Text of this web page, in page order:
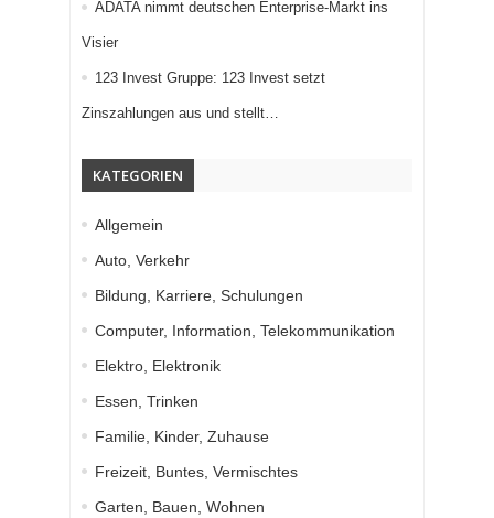
ADATA nimmt deutschen Enterprise-Markt ins
Visier
123 Invest Gruppe: 123 Invest setzt
Zinszahlungen aus und stellt…
KATEGORIEN
Allgemein
Auto, Verkehr
Bildung, Karriere, Schulungen
Computer, Information, Telekommunikation
Elektro, Elektronik
Essen, Trinken
Familie, Kinder, Zuhause
Freizeit, Buntes, Vermischtes
Garten, Bauen, Wohnen